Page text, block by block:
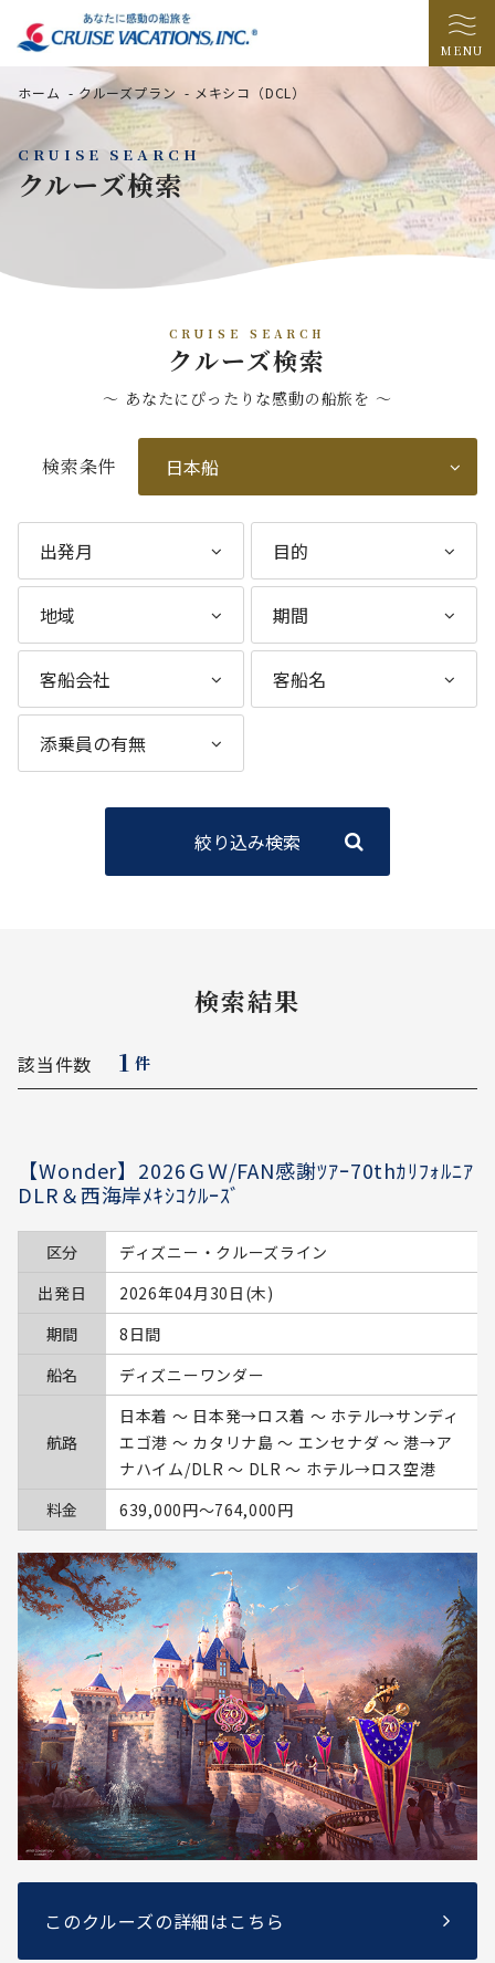
MENU
CRUISE SEARCH
クルーズ検索
ホーム - クルーズプラン - メキシコ（DCL）
CRUISE SEARCH
クルーズ検索
〜 あなたにぴったりな感動の船旅を 〜
検索条件
絞り込み検索
検索結果
該当件数 1 件
【Wonder】2026ＧＷ/FAN感謝ﾂｱｰ70thｶﾘﾌｫﾙﾆｱ
DLR＆西海岸ﾒｷｼｺｸﾙｰｽﾞ
区分
ディズニー・クルーズライン
出発日
2026年04月30日(木)
期間
8日間
船名
ディズニーワンダー
航路
日本着 ～ 日本発→ロス着 ～ ホテル→サンディ
エゴ港 ～ カタリナ島 ～ エンセナダ ～ 港→ア
ナハイム/DLR ～ DLR ～ ホテル→ロス空港
料金
639,000円〜764,000円
このクルーズの詳細はこちら